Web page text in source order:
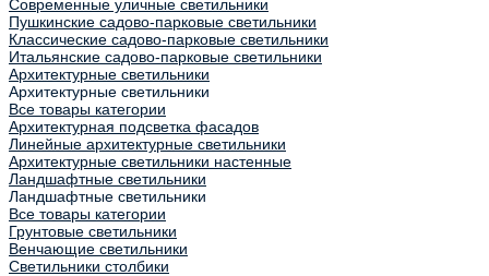
Современные уличные светильники
Пушкинские садово-парковые светильники
Классические садово-парковые светильники
Итальянские садово-парковые светильники
Архитектурные светильники
Архитектурные светильники
Все товары категории
Архитектурная подсветка фасадов
Линейные архитектурные светильники
Архитектурные светильники настенные
Ландшафтные светильники
Ландшафтные светильники
Все товары категории
Грунтовые светильники
Венчающие светильники
Светильники столбики